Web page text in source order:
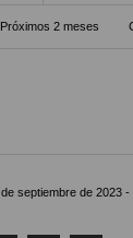
Próximos 2 meses
septiembre de 2023 -